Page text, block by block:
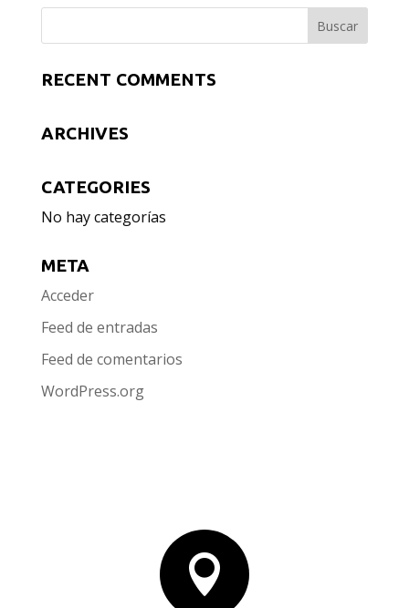
RECENT COMMENTS
ARCHIVES
CATEGORIES
No hay categorías
META
Acceder
Feed de entradas
Feed de comentarios
WordPress.org
